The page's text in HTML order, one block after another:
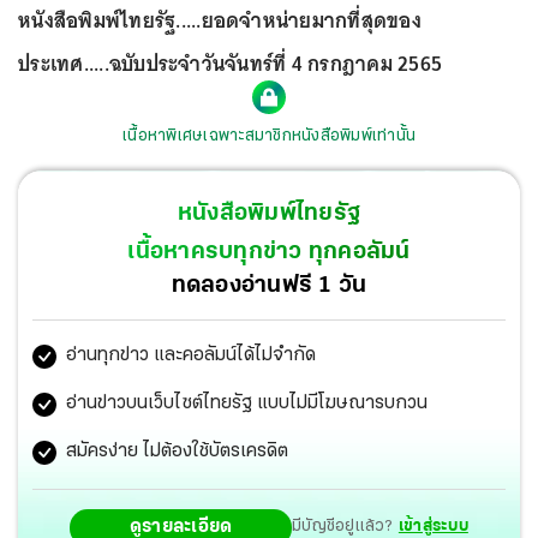
หนังสือพิมพ์ไทยรัฐ.....ยอดจำหน่ายมากที่สุดของ
ประเทศ.....ฉบับประจำวันจันทร์ที่ 4 กรกฎาคม 2565
เนื้อหาพิเศษเฉพาะสมาชิกหนังสือพิมพ์เท่านั้น
หนังสือพิมพ์ไทยรัฐ
เนื้อหาครบทุกข่าว ทุกคอลัมน์
ทดลองอ่านฟรี 1 วัน
อ่านทุกข่าว และคอลัมน์ได้ไม่จำกัด
อ่านข่าวบนเว็บไซต์ไทยรัฐ แบบไม่มีโฆษณารบกวน
สมัครง่าย ไม่ต้องใช้บัตรเครดิต
ดูรายละเอียด มีบัญชีอยู่แล้ว? เข้าสู่ระบบ